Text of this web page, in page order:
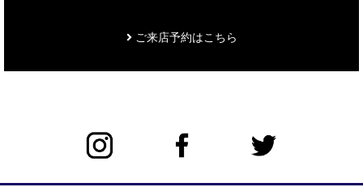
ご来店予約はこちら